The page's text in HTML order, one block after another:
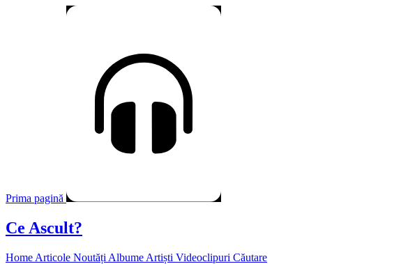
Prima pagină
Ce Ascult?
Home Articole Noutăți Albume Artiști Videoclipuri Căutare